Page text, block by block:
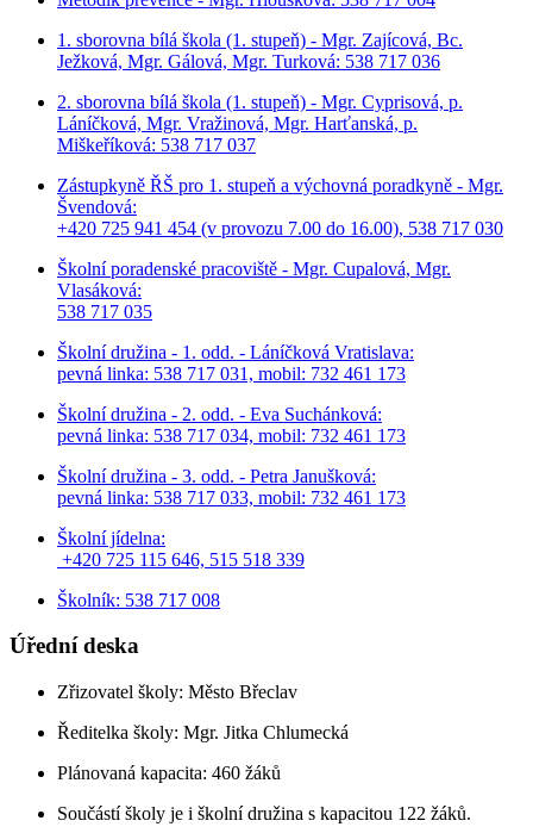
1. sborovna bílá škola (1. stupeň) - Mgr. Zajícová, Bc.
Ježková, Mgr. Gálová, Mgr. Turková: 538 717 036
2. sborovna bílá škola (1. stupeň) - Mgr. Cyprisová, p.
Láníčková, Mgr. Vražinová, Mgr. Harťanská, p.
Miškeříková: 538 717 037
Zástupkyně ŘŠ pro 1. stupeň a výchovná poradkyně - Mgr.
Švendová:
+420 725 941 454 (v provozu 7.00 do 16.00), 538 717 030
Školní poradenské pracoviště - Mgr. Cupalová, Mgr.
Vlasáková:
538 717 035
Školní družina - 1. odd. - Láníčková Vratislava:
pevná linka: 538 717 031, mobil: 732 461 173
Školní družina - 2. odd. - Eva Suchánková:
pevná linka: 538 717 034, mobil: 732 461 173
Školní družina - 3. odd. - Petra Janušková:
pevná linka: 538 717 033, mobil: 732 461 173
Školní jídelna:
+420 725 115 646, 515 518 339
Školník: 538 717 008
Úřední deska
Zřizovatel školy: Město Břeclav
Ředitelka školy: Mgr. Jitka Chlumecká
Plánovaná kapacita: 460 žáků
Součástí školy je i školní družina s kapacitou 122 žáků.